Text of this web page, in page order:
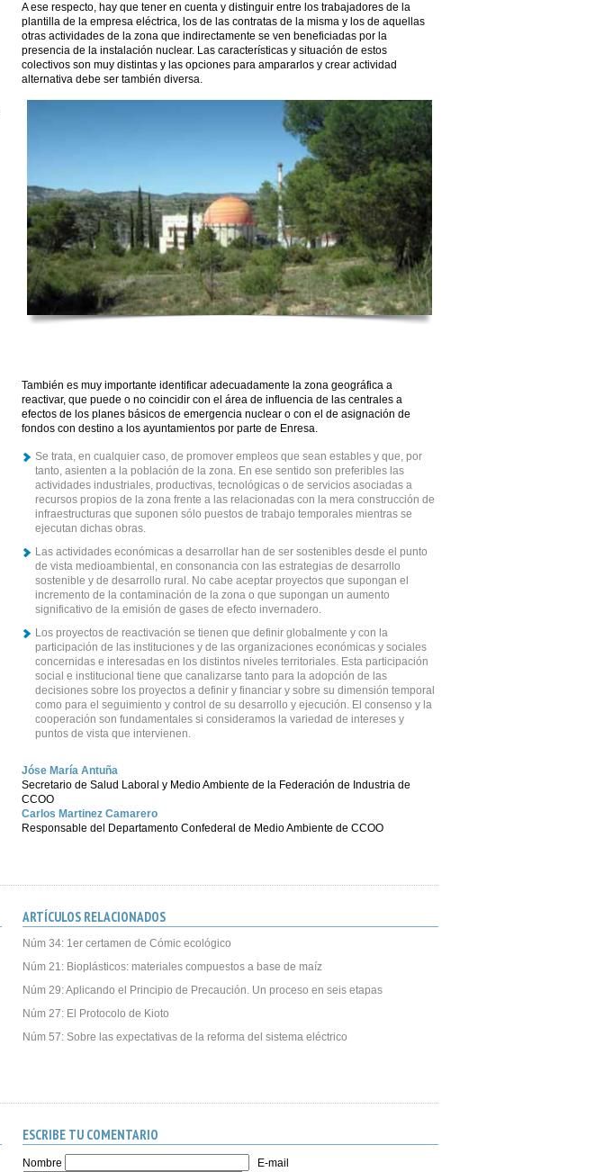
A ese respecto, hay que tener en cuenta y distinguir entre los trabajadores de la
plantilla de la empresa eléctrica, los de las contratas de la misma y los de aquellas
otras actividades de la zona que indirectamente se ven beneficiadas por la
presencia de la instalación nuclear. Las características y situación de estos
colectivos son muy distintas y las opciones para ampararlos y crear actividad
alternativa debe ser también diversa.
También es muy importante identificar adecuadamente la zona geográfica a
reactivar, que puede o no coincidir con el área de influencia de las centrales a
efectos de los planes básicos de emergencia nuclear o con el de asignación de
fondos con destino a los ayuntamientos por parte de Enresa.
Se trata, en cualquier caso, de promover empleos que sean estables y que, por
tanto, asienten a la población de la zona. En ese sentido son preferibles las
actividades industriales, productivas, tecnológicas o de servicios asociadas a
recursos propios de la zona frente a las relacionadas con la mera construcción de
infraestructuras que suponen sólo puestos de trabajo temporales mientras se
ejecutan dichas obras.
Las actividades económicas a desarrollar han de ser sostenibles desde el punto
de vista medioambiental, en consonancia con las estrategias de desarrollo
sostenible y de desarrollo rural. No cabe aceptar proyectos que supongan el
incremento de la contaminación de la zona o que supongan un aumento
significativo de la emisión de gases de efecto invernadero.
Los proyectos de reactivación se tienen que definir globalmente y con la
participación de las instituciones y de las organizaciones económicas y sociales
concernidas e interesadas en los distintos niveles territoriales. Esta participación
social e institucional tiene que canalizarse tanto para la adopción de las
decisiones sobre los proyectos a definir y financiar y sobre su dimensión temporal
como para el seguimiento y control de su desarrollo y ejecución. El consenso y la
cooperación son fundamentales si consideramos la variedad de intereses y
puntos de vista que intervienen.
Jóse María Antuña
Secretario de Salud Laboral y Medio Ambiente de la Federación de Industria de
CCOO
Carlos Martinez Camarero
Responsable del Departamento Confederal de Medio Ambiente de CCOO
ARTÍCULOS RELACIONADOS
Núm 34: 1er certamen de Cómic ecológico
Núm 21: Bioplásticos: materiales compuestos a base de maíz
Núm 29: Aplicando el Principio de Precaución. Un proceso en seis etapas
Núm 27: El Protocolo de Kioto
Núm 57: Sobre las expectativas de la reforma del sistema eléctrico
ESCRIBE TU COMENTARIO
Nombre E-mail